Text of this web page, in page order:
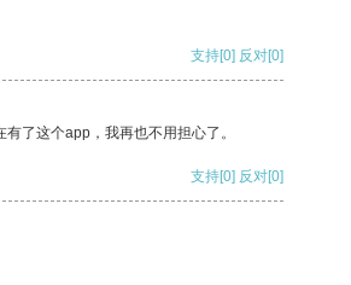
支持[0] 反对[0]
了这个app，我再也不用担心了。
支持[0] 反对[0]